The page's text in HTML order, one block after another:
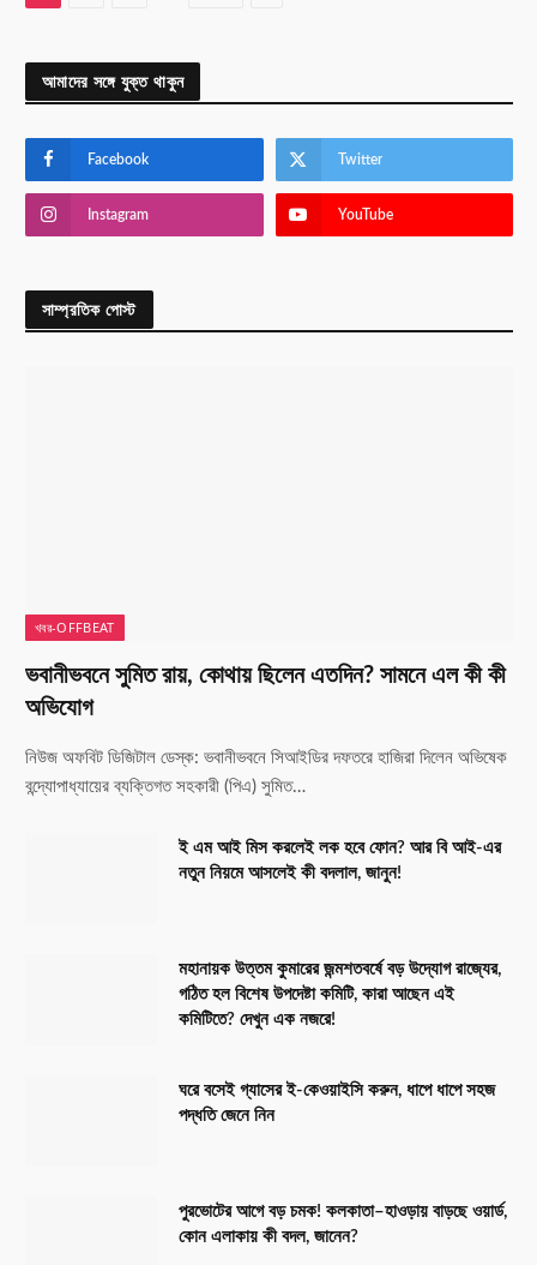
আমাদের সঙ্গে যুক্ত থাকুন
Facebook Twitter
Instagram YouTube
সাম্প্রতিক পোস্ট
খবর-OFFBEAT
ভবানীভবনে সুমিত রায়, কোথায় ছিলেন এতদিন? সামনে এল কী কী
অভিযোগ
নিউজ অফবিট ডিজিটাল ডেস্ক: ভবানীভবনে সিআইডির দফতরে হাজিরা দিলেন অভিষেক
বন্দ্যোপাধ্যায়ের ব্যক্তিগত সহকারী (পিএ) সুমিত…
ই এম আই মিস করলেই লক হবে ফোন? আর বি আই-এর
নতুন নিয়মে আসলেই কী বদলাল, জানুন!
মহানায়ক উত্তম কুমারের জন্মশতবর্ষে বড় উদ্যোগ রাজ্যের,
গঠিত হল বিশেষ উপদেষ্টা কমিটি, কারা আছেন এই
কমিটিতে? দেখুন এক নজরে!
ঘরে বসেই গ্যাসের ই-কেওয়াইসি করুন, ধাপে ধাপে সহজ
পদ্ধতি জেনে নিন
পুরভোটের আগে বড় চমক! কলকাতা–হাওড়ায় বাড়ছে ওয়ার্ড,
কোন এলাকায় কী বদল, জানেন?